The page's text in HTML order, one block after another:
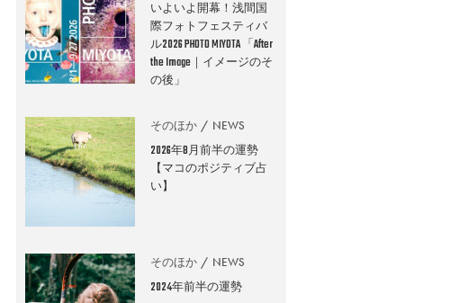
いよいよ開幕！浅間国
際フォトフェスティバ
ル2026 PHOTO MIYOTA 「After
the Image｜イメージのそ
の後」
そのほか NEWS
2026年8月前半の運勢
【マコのポジティブ占
い】
そのほか NEWS
2024年前半の運勢